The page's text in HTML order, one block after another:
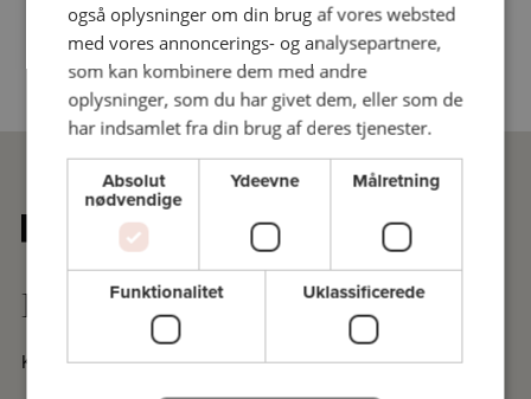
Praktisk
Kontakt sekretariatet
også oplysninger om din brug af vores websted
med vores annoncerings- og analysepartnere,
som kan kombinere dem med andre
oplysninger, som du har givet dem, eller som de
har indsamlet fra din brug af deres tjenester.
Absolut
nødvendige
Ydeevne Målretning
Funktionalitet Uklassificerede